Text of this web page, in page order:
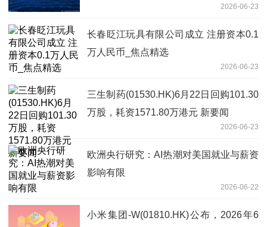
2026-06-23
长春眨江玩具有限公司成立 注册资本0.1
万人民币_焦点精选
2026-06-23
三生制药(01530.HK)6月22日回购101.30
万股，耗资1571.80万港元 新要闻
2026-06-23
欧洲央行研究：AI热潮对美国就业与薪资
影响有限
2026-06-22
小米集团-W(01810.HK)公布，2026年6